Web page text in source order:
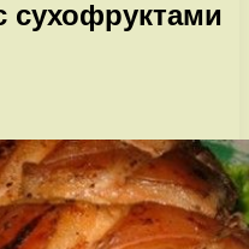
сухофруктами